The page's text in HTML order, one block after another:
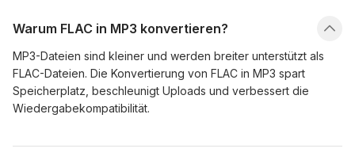
Warum FLAC in MP3 konvertieren?
MP3-Dateien sind kleiner und werden breiter unterstützt als
FLAC-Dateien. Die Konvertierung von FLAC in MP3 spart
Speicherplatz, beschleunigt Uploads und verbessert die
Wiedergabekompatibilität.